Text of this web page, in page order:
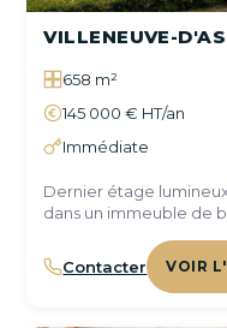
VILLENEUVE-
658 m²
145 000 € HT/an
Immédiate
Dernier étage
dans un immeuble de
Contacter VOIR